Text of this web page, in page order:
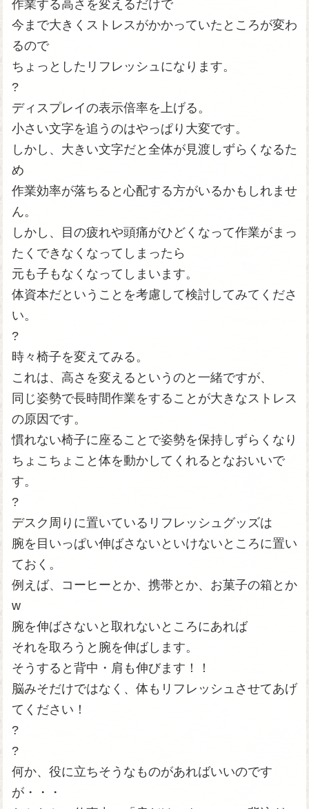
作業する高さを変えるだけで
今まで大きくストレスがかかっていたところが変わ
るので
ちょっとしたリフレッシュになります。
?
ディスプレイの表示倍率を上げる。
小さい文字を追うのはやっぱり大変です。
しかし、大きい文字だと全体が見渡しずらくなるた
め
作業効率が落ちると心配する方がいるかもしれませ
ん。
しかし、目の疲れや頭痛がひどくなって作業がまっ
たくできなくなってしまったら
元も子もなくなってしまいます。
体資本だということを考慮して検討してみてくださ
い。
?
時々椅子を変えてみる。
これは、高さを変えるというのと一緒ですが、
同じ姿勢で長時間作業をすることが大きなストレス
の原因です。
慣れない椅子に座ることで姿勢を保持しずらくなり
ちょこちょこと体を動かしてくれるとなおいいで
す。
?
デスク周りに置いているリフレッシュグッズは
腕を目いっぱい伸ばさないといけないところに置い
ておく。
例えば、コーヒーとか、携帯とか、お菓子の箱とか
w
腕を伸ばさないと取れないところにあれば
それを取ろうと腕を伸ばします。
そうすると背中・肩も伸びます！！
脳みそだけではなく、体もリフレッシュさせてあげ
てください！
?
?
何か、役に立ちそうなものがあればいいのです
が・・・